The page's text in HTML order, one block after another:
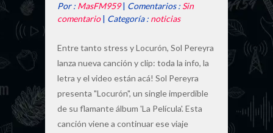
Por : MasFM959| Comentarios : Sin
comentario| Categoría : noticias
Entre tanto stress y Locurón, Sol Pereyra
lanza nueva canción y clip: toda la info, la
letra y el video están acá! Sol Pereyra
presenta "Locurón", un single imperdible
de su flamante álbum 'La Película'. Esta
canción viene a continuar ese viaje